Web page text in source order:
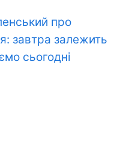
про
завтра залежить
сьогодні